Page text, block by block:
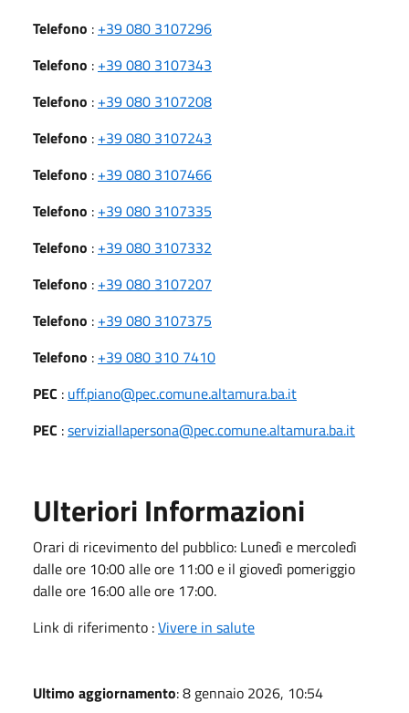
Telefono : +39 080 3107296
Telefono : +39 080 3107343
Telefono : +39 080 3107208
Telefono : +39 080 3107243
Telefono : +39 080 3107466
Telefono : +39 080 3107335
Telefono : +39 080 3107332
Telefono : +39 080 3107207
Telefono : +39 080 3107375
Telefono : +39 080 310 7410
PEC : uff.piano@pec.comune.altamura.ba.it
PEC :serviziallapersona@pec.comune.altamura.ba.it
Ulteriori Informazioni
Orari di ricevimento del pubblico: Lunedì e mercoledì
dalle ore 10:00 alle ore 11:00 e il giovedì pomeriggio
dalle ore 16:00 alle ore 17:00.
Link di riferimento :Vivere in salute
Ultimo aggiornamento: 8 gennaio 2026, 10:54